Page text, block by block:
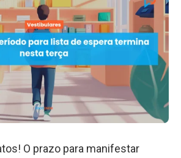
O prazo para manifestar